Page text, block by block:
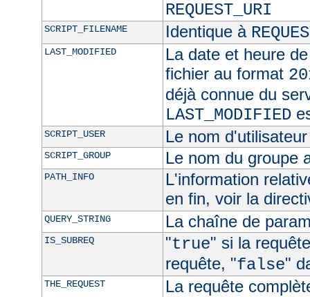
REQUEST_URI
SCRIPT_FILENAME Identique à
LAST_MODIFIED
La date et heure
fichier au format
déjà connue du
LAST_MODIFIED
SCRIPT_USER Le nom
SCRIPT_GROUP Le nom du groupe
PATH_INFO
L'information
en fin, voir la
QUERY_STRING La chaîne de
IS_SUBREQ "true" si la
requête, "false"
THE_REQUEST
La requête